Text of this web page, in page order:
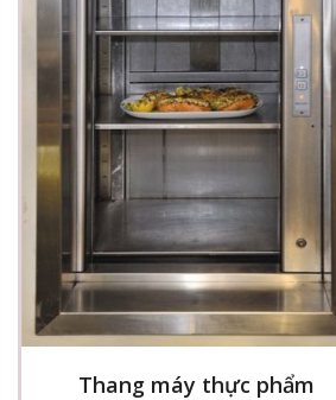
Thang máy thực phẩm